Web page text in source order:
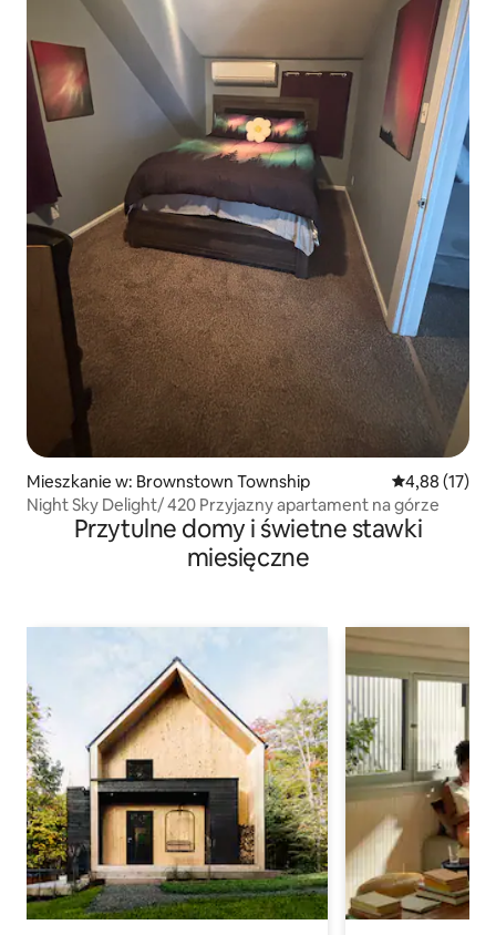
Mieszkanie w: Brownstown Township Średnia
4,88 (17)
Night Sky Delight/ 420 Przyjazny apartament na górze
Przytulne domy i świetne stawki
miesięczne